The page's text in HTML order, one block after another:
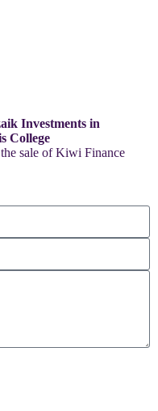
Investments in
College
sale of Kiwi Finance